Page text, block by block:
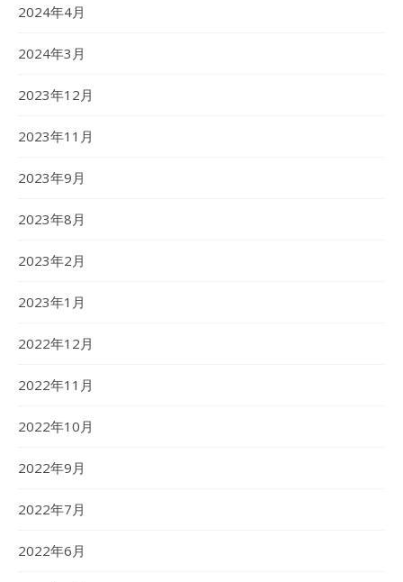
2024年4月
2024年3月
2023年12月
2023年11月
2023年9月
2023年8月
2023年2月
2023年1月
2022年12月
2022年11月
2022年10月
2022年9月
2022年7月
2022年6月